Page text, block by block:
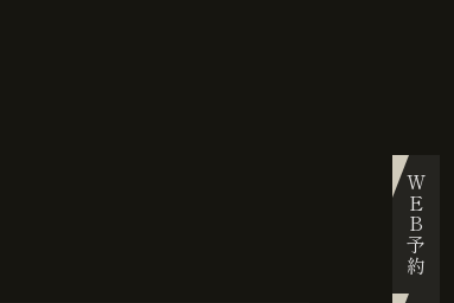
WEB予約